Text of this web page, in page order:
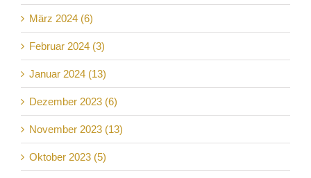
März 2024 (6)
Februar 2024 (3)
Januar 2024 (13)
Dezember 2023 (6)
November 2023 (13)
Oktober 2023 (5)